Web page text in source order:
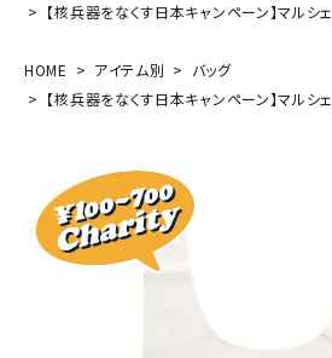
【核兵器をなくす日本キャンペーン】マルシェ
HOME アイテム別
バッグ
【核兵器をなくす日本キャンペーン】マルシェ